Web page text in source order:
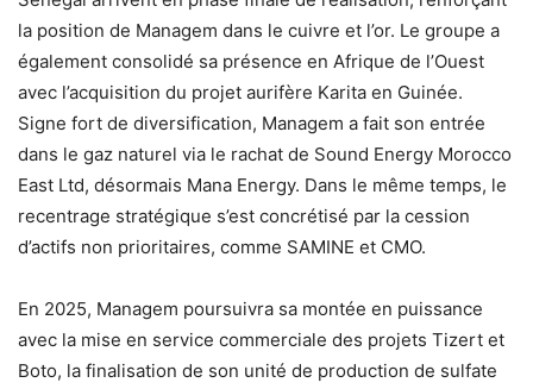
la position de Managem dans le cuivre et l’or. Le groupe a
également consolidé sa présence en Afrique de l’Ouest
avec l’acquisition du projet aurifère Karita en Guinée.
Signe fort de diversification, Managem a fait son entrée
dans le gaz naturel via le rachat de Sound Energy Morocco
East Ltd, désormais Mana Energy. Dans le même temps, le
recentrage stratégique s’est concrétisé par la cession
d’actifs non prioritaires, comme SAMINE et CMO.
En 2025, Managem poursuivra sa montée en puissance
avec la mise en service commerciale des projets Tizert et
Boto, la finalisation de son unité de production de sulfate